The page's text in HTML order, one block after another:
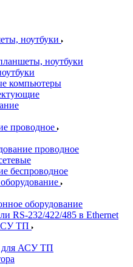
ноутбуки
ноутбуки
компьютеры
проводное
проводное
беспроводное
оборудование
RS-232/422/485 в Ethernet
ТП
для АСУ ТП